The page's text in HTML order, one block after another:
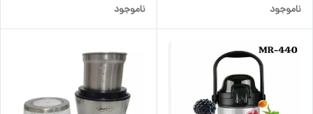
ناموجود ناموجود